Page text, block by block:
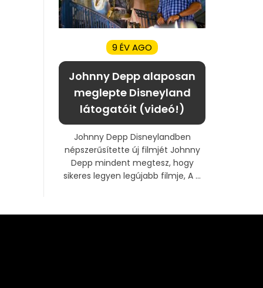
9 ÉV AGO
Johnny Depp alaposan
meglepte Disneyland
látogatóit (videó!)
Johnny Depp Disneylandben
népszerűsítette új filmjét Johnny
Depp mindent megtesz, hogy
sikeres legyen legújabb filmje, A ...